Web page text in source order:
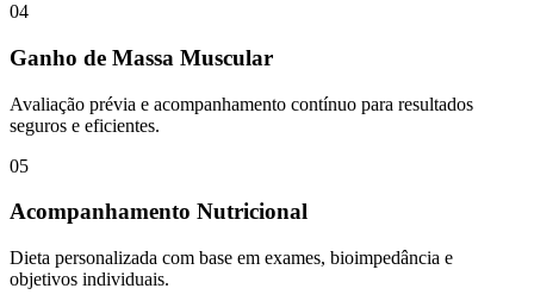
04
Ganho de Massa Muscular
Avaliação prévia e acompanhamento contínuo para resultados
seguros e eficientes.
05
Acompanhamento Nutricional
Dieta personalizada com base em exames, bioimpedância e
objetivos individuais.